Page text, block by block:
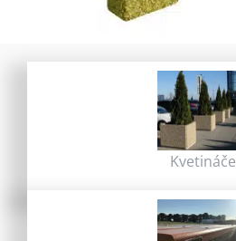
Kvetináče